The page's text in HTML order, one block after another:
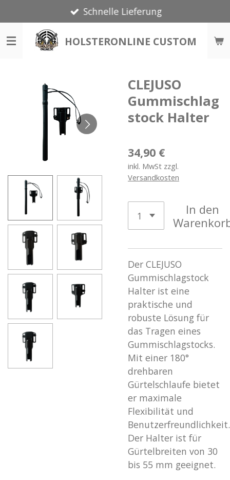
Hauptinhalt
springen
HOLSTERONLINE CUSTOM
Schnelle Lieferung
CLEJUSO
Gummischlag
stock Halter
34,90 €
inkl. MwSt zzgl.
Versandkosten
In den
Der CLEJUSO
Gummischlagstock
Halter ist eine
praktische und
robuste Lösung für
das Tragen eines
Gummischlagstocks.
Mit einer 180°
drehbaren
Gürtelschlaufe bietet
er maximale
Flexibilität und
Benutzerfreundlichkeit.
Der Halter ist für
Gürtelbreiten von 30
bis 55 mm geeignet.